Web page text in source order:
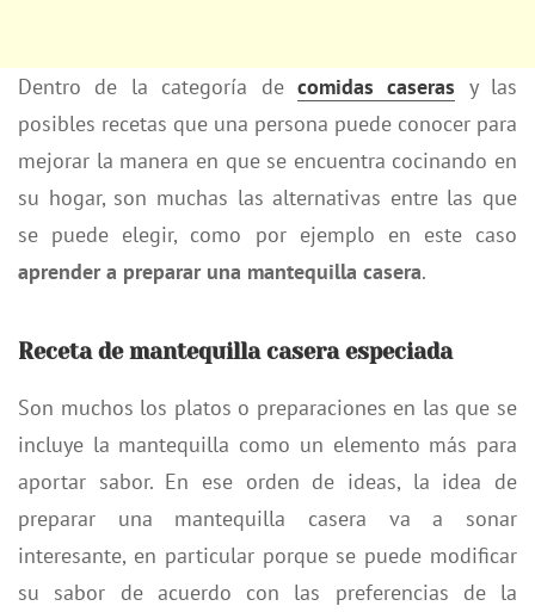
Dentro de la categoría de comidas caseras y las
posibles recetas que una persona puede conocer para
mejorar la manera en que se encuentra cocinando en
su hogar, son muchas las alternativas entre las que
se puede elegir, como por ejemplo en este caso
aprender a preparar una mantequilla casera.
Receta de mantequilla casera especiada
Son muchos los platos o preparaciones en las que se
incluye la mantequilla como un elemento más para
aportar sabor. En ese orden de ideas, la idea de
preparar una mantequilla casera va a sonar
interesante, en particular porque se puede modificar
su sabor de acuerdo con las preferencias de la